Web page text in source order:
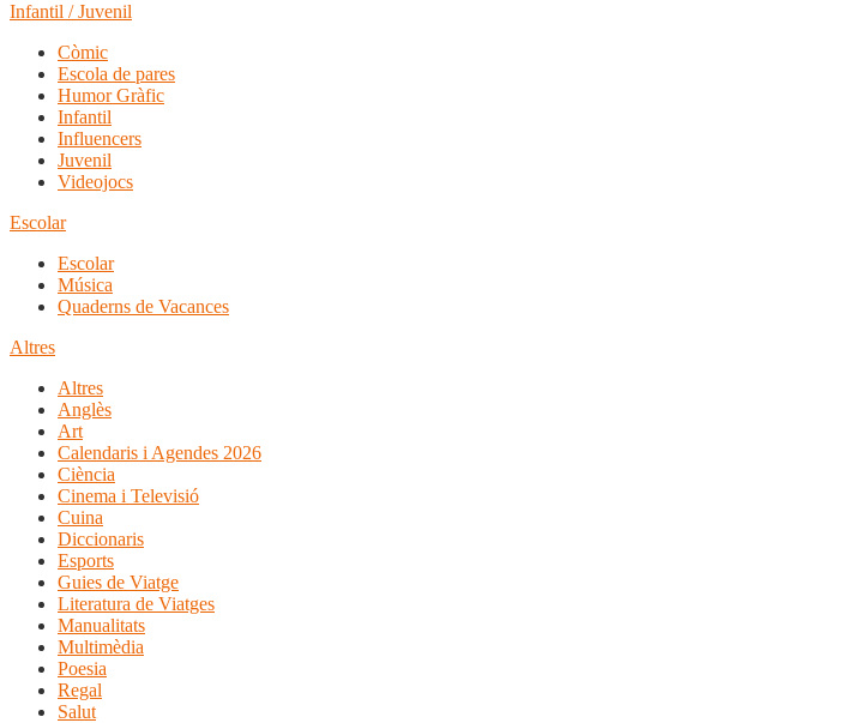
Infantil / Juvenil
Còmic
Escola de pares
Humor Gràfic
Infantil
Influencers
Juvenil
Videojocs
Escolar
Escolar
Música
Quaderns de Vacances
Altres
Altres
Anglès
Art
Calendaris i Agendes 2026
Ciència
Cinema i Televisió
Cuina
Diccionaris
Esports
Guies de Viatge
Literatura de Viatges
Manualitats
Multimèdia
Poesia
Regal
Salut